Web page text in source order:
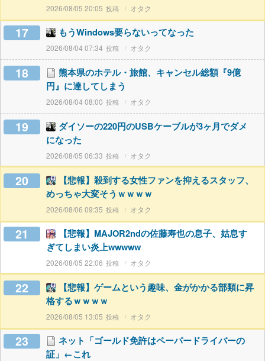
2026/08/05 20:05 オタク
17 もうWindows要らないってなった
2026/08/04 07:34 オタク
18
熊本県のホテル・旅館、キャンセル総額『9億
円』に達してしまう
2026/08/04 08:00 オタク
19
ダイソーの220円のUSBケーブルが3ヶ月でダメ
になった
2026/08/05 06:33 オタク
20
【悲報】殺到する女性ファンを抑えるスタッフ、
めっちゃ大変そうｗｗｗｗ
2026/08/06 09:35 オタク
21
【悲報】MAJOR2ndの佐藤寿也の息子、姑息す
ぎてしまい炎上wwwww
2026/08/05 22:06 オタク
22
【悲報】ゲームという趣味、金がかかる部類に昇
格するｗｗｗｗ
2026/08/05 13:05 オタク
23
ネット「ゴールド免許はペーパードライバーの
証」←これ